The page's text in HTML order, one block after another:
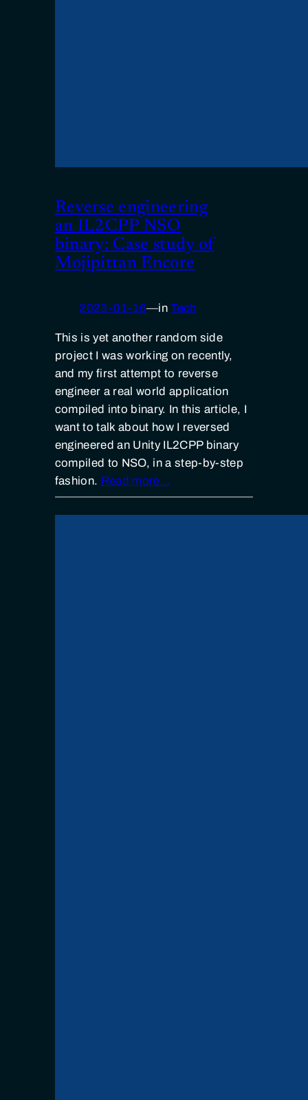
Reverse engineering
an IL2CPP NSO
binary: Case study of
Mojipittan Encore
2023-01-16—inTech
This is yet another random side
project I was working on recently,
and my first attempt to reverse
engineer a real world application
compiled into binary. In this article, I
want to talk about how I reversed
engineered an Unity IL2CPP binary
compiled to NSO, in a step-by-step
fashion. Read more…